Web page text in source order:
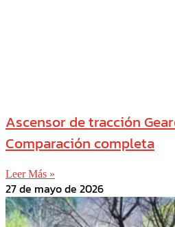
Ascensor de tracción
Comparación completa
Leer Más »
27 de mayo de 2026